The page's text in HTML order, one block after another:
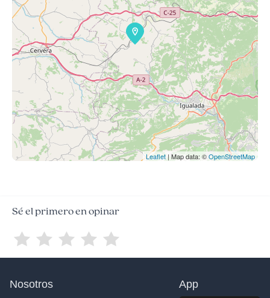
Leaflet | Map data: ©OpenStreetMap
Sé el primero en opinar
Nosotros App